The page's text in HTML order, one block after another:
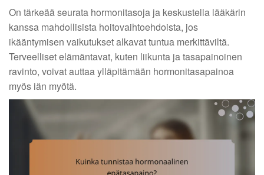
On tärkeää seurata hormonitasoja ja keskustella lääkärin
kanssa mahdollisista hoitovaihtoehdoista, jos
ikääntymisen vaikutukset alkavat tuntua merkittäviltä.
Terveelliset elämäntavat, kuten liikunta ja tasapainoinen
ravinto, voivat auttaa ylläpitämään hormonitasapainoa
myös iän myötä.